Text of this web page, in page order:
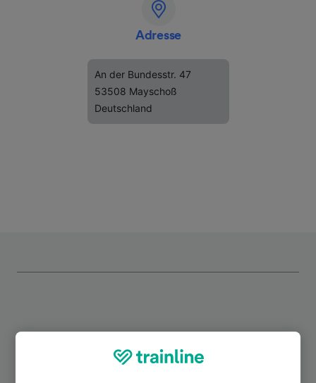
Adresse
An der Bundesstr. 47
53508 Mayschoß
Deutschland